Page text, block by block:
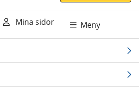
Mina sidor Meny